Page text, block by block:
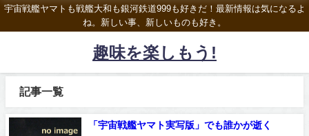
宇宙戦艦ヤマトも戦艦大和も銀河鉄道999も好きだ！最新情報は気になるよ
ね。新しい事、新しいものも好き。
趣味を楽しもう!
記事一覧
「宇宙戦艦ヤマト実写版」でも誰かが逝く